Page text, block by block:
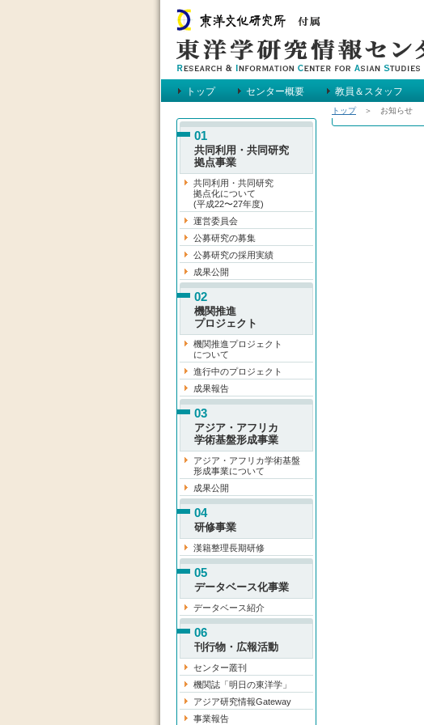
トップ センター概要 教員＆スタッフ
メインメニュー
01
共同利用・共同研究
拠点事業
共同利用・共同研究
拠点化について
(平成22〜27年度)
運営委員会
公募研究の募集
公募研究の採用実績
成果公開
02
機関推進
プロジェクト
機関推進プロジェクト
について
進行中のプロジェクト
成果報告
03
アジア・アフリカ
学術基盤形成事業
アジア・アフリカ学術基盤
形成事業について
成果公開
04
研修事業
漢籍整理長期研修
05
データベース化事業
データベース紹介
06
刊行物・広報活動
センター叢刊
機関誌「明日の東洋学」
アジア研究情報Gateway
事業報告
トップ＞ お知らせ